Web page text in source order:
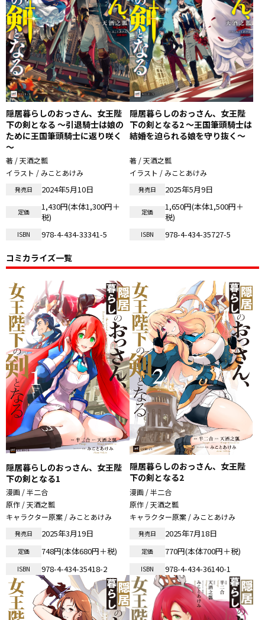
隠居暮らしのおっさん、女王陛
下の剣となる ～引退騎士は娘の
ために王国筆頭騎士に返り咲く
～
著 / 天酒之瓢
イラスト / みことあけみ
発売日 2024年5月10日
定価
1,430円(本体1,300円＋
税)
ISBN 978-4-434-33341-5
隠居暮らしのおっさん、女王陛
下の剣となる2 ～王国筆頭騎士は
結婚を迫られる娘を守り抜く～
著 / 天酒之瓢
イラスト / みことあけみ
発売日 2025年5月9日
定価
1,650円(本体1,500円＋
税)
ISBN 978-4-434-35727-5
コミカライズ一覧
隠居暮らしのおっさん、女王陛
下の剣となる1
漫画 / 半二合
原作 / 天酒之瓢
キャラクター原案 / みことあけみ
発売日 2025年3月19日
定価 748円(本体680円＋税)
ISBN 978-4-434-35418-2
隠居暮らしのおっさん、女王陛
下の剣となる2
漫画 / 半二合
原作 / 天酒之瓢
キャラクター原案 / みことあけみ
発売日 2025年7月18日
定価 770円(本体700円＋税)
ISBN 978-4-434-36140-1